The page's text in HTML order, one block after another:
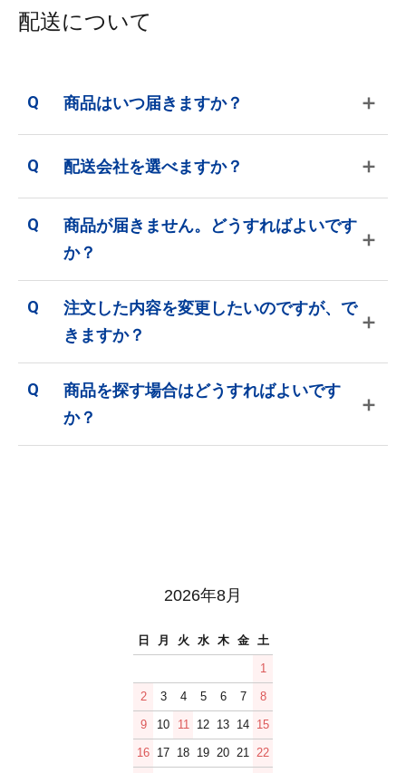
配送について
商品はいつ届きますか？ ＋
配送会社を選べますか？ ＋
商品が届きません。どうすればよいです
か？
＋
注文した内容を変更したいのですが、で
きますか？
＋
商品を探す場合はどうすればよいです
か？
＋
2026年8月
日 月 火 水 木 金 土
1
2 3 4 5 6 7 8
9 10 11 12 13 14 15
16 17 18 19 20 21 22